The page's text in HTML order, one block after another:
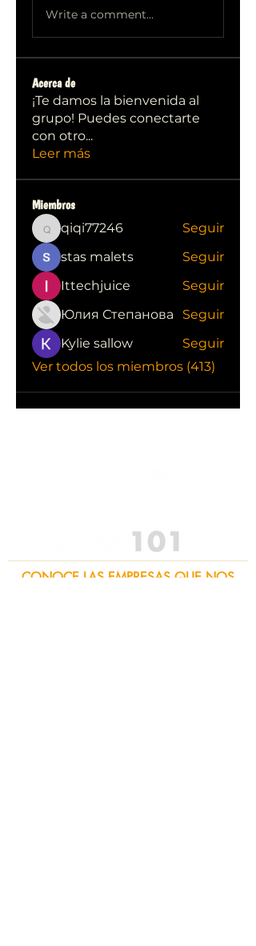
Write a comment...
Acerca de
¡Te damos la bienvenida al
grupo! Puedes conectarte
con otro...
Leer más
Miembros
qiqi77246
qiqi77246
Seguir
stas malets
Seguir
Ittechjuice
Seguir
Юлия Степанова
Seguir
Kylie sallow
Seguir
Ver todos los miembros (413)
CONOCE LAS EMPRESAS QUE NOS